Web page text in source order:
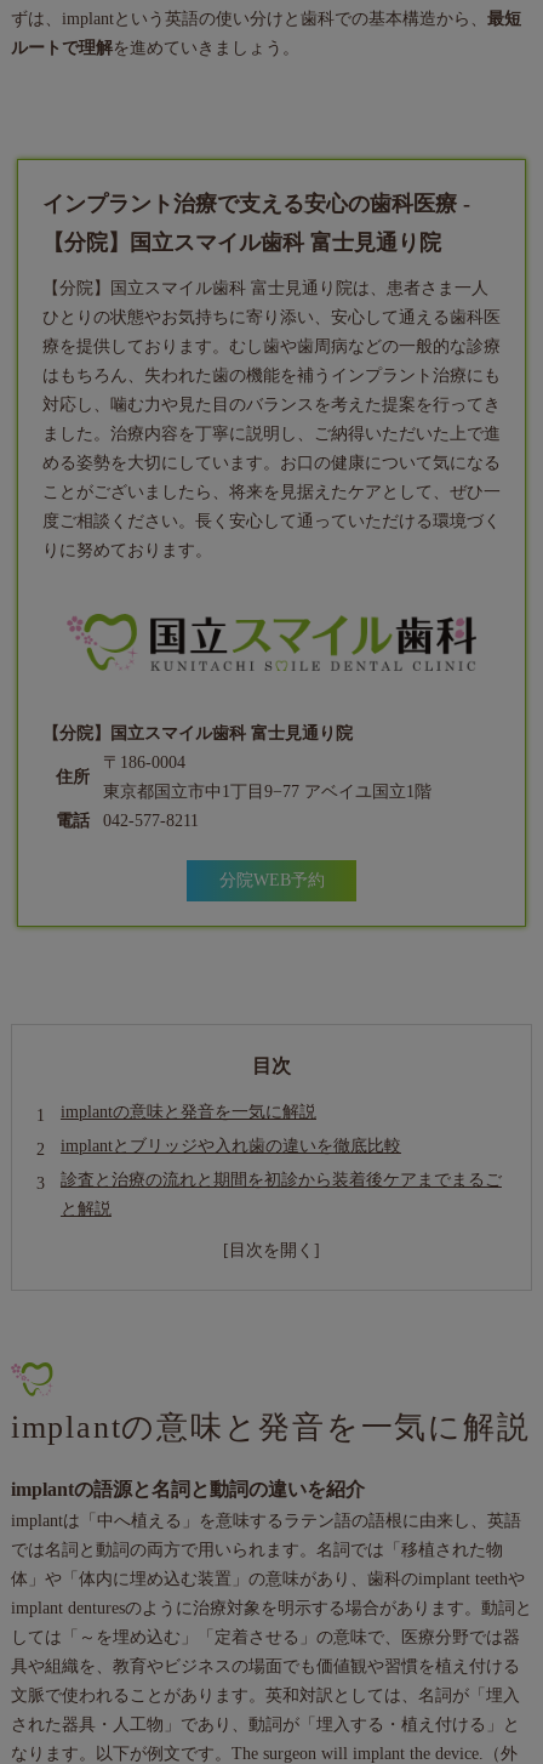
ずは、implantという英語の使い分けと歯科での基本構造から、 最短
ルートで理解を進めていきましょう。
インプラント治療で支える安心の歯科医療 -
【分院】国立スマイル歯科 富士見通り院
【分院】国立スマイル歯科 富士見通り院は、患者さま一人
ひとりの状態やお気持ちに寄り添い、安心して通える歯科医
療を提供しております。むし歯や歯周病などの一般的な診療
はもちろん、失われた歯の機能を補う インプラント 治療にも
対応し、噛む力や見た目のバランスを考えた提案を行ってき
ました。治療内容を丁寧に説明し、ご納得いただいた上で進
める姿勢を大切にしています。お口の健康について気になる
ことがございましたら、将来を見据えたケアとして、ぜひ一
度ご相談ください。長く安心して通っていただける環境づく
りに努めております。
【分院】国立スマイル歯科 富士見通り院
住所
〒186-0004
東京都国立市中1丁目9−77 アベイユ国立1階
電話
042-577-8211
分院WEB予約
目次
implantの意味と発音を一気に解説
implantとブリッジや入れ歯の違いを徹底比較
診査と治療の流れと期間を初診から装着後ケアまでまるご
と解説
インプラント（implant）のリスクと合併症を知って後悔ゼ
implantの意味と発音を一気に解説
implantの語源と名詞と動詞の違いを紹介
implantは「中へ植える」を意味するラテン語の語根に由来し、英語
では名詞と動詞の両方で用いられます。名詞では「移植された物
体」や「体内に埋め込む装置」の意味があり、歯科のimplant teethや
implant denturesのように治療対象を明示する場合があります。動詞と
しては「～を埋め込む」「定着させる」の意味で、医療分野では器
具や組織を、教育やビジネスの場面でも価値観や習慣を植え付ける
文脈で使われることがあります。英和対訳としては、名詞が「埋入
された器具・人工物」であり、動詞が「埋入する・植え付ける」と
なります。以下が例文です。The surgeon will implant the device.（外